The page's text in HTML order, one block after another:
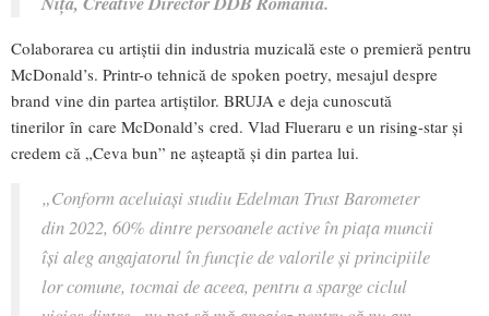
Colaborarea cu artiștii din industria muzicală este o premieră pentru
McDonald’s. Printr-o tehnică de spoken poetry, mesajul despre
brand vine din partea artiștilor. BRUJA e deja cunoscută
tinerilor în care McDonald’s cred. Vlad Flueraru e un rising-star și
credem că „Ceva bun” ne așteaptă și din partea lui.
„Conform aceluiași studiu Edelman Trust Barometer
din 2022, 60% dintre persoanele active în piața muncii
își aleg angajatorul în funcție de valorile și principiile
lor comune, tocmai de aceea, pentru a sparge ciclul